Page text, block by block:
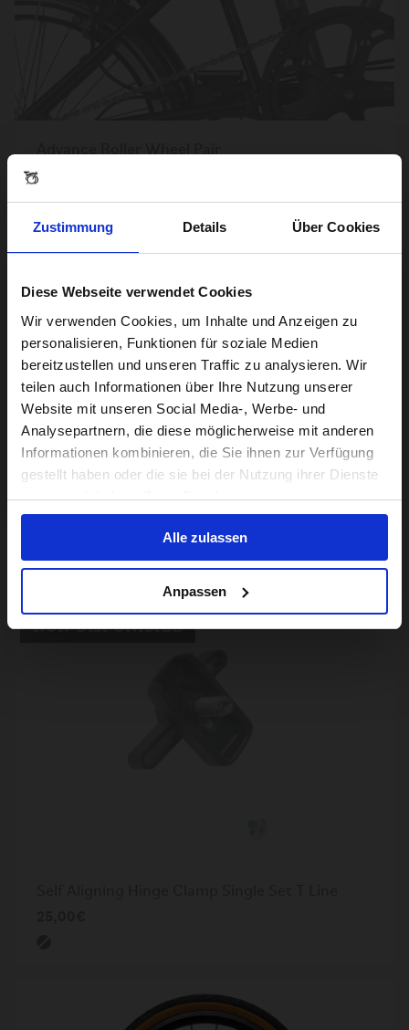
Zustimmung Details Über Cookies
Diese Webseite verwendet Cookies
Wir verwenden Cookies, um Inhalte und Anzeigen zu
personalisieren, Funktionen für soziale Medien
bereitzustellen und unseren Traffic zu analysieren. Wir
teilen auch Informationen über Ihre Nutzung unserer
Website mit unseren Social Media-, Werbe- und
Analysepartnern, die diese möglicherweise mit anderen
Informationen kombinieren, die Sie ihnen zur Verfügung
gestellt haben oder die sie bei der Nutzung ihrer Dienste
gesammelt haben. Zeige Details
Alle zulassen
Anpassen
Advance Roller Wheel Pair
33,00€
NON DISPONIBILE
NON DISPONIBILE
Visiting from the United States?
For a better experience, please visit our:
US website
No, stay here